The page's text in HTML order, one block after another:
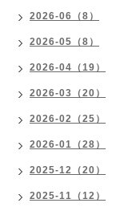
2026-06（8）
2026-05（8）
2026-04（19）
2026-03（20）
2026-02（25）
2026-01（28）
2025-12（20）
2025-11（12）